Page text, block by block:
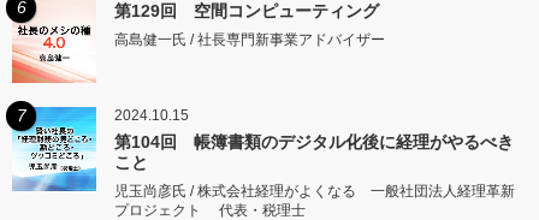
6 第129回 空間コンピューティング
高島健一氏 / 社長専門新事業アドバイザー
7 2024.10.15
第104回 帳簿書類のデジタル化後に経理がやるべき
こと
児玉尚彦氏 / 株式会社経理がよくなる 一般社団法人経理革新
プロジェクト 代表・税理士